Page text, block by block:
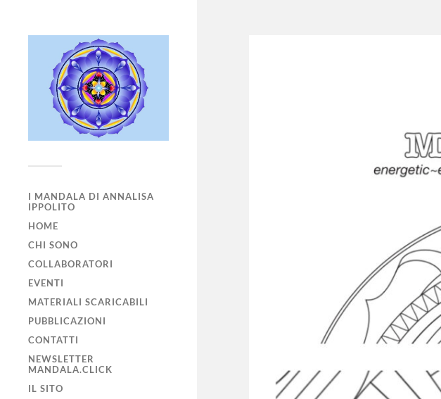
I MANDALA DI ANNALISA
IPPOLITO
HOME
CHI SONO
COLLABORATORI
EVENTI
MATERIALI SCARICABILI
PUBBLICAZIONI
CONTATTI
NEWSLETTER
MANDALA.CLICK
IL SITO